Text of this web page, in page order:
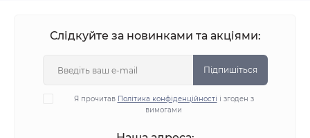
Слідкуйте за новинками та акціями:
Підпишіться
Я прочитав Політика конфіденційності і згоден з
вимогами